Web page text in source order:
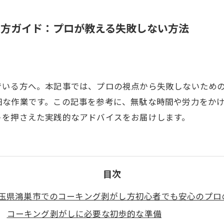
ガイド：プロが教える失敗しない方法
る方へ。本記事では、プロの視点から失敗しないため
作業です。この記事を参考に、無駄な時間や労力をか
押さえた実践的なアドバイスをお届けします。
目次
県鴻巣市でのコーキング剥がし方初心者でも安心のプ
コーキング剥がしに必要な初歩的な準備